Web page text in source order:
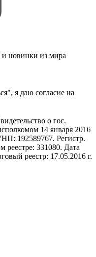
и новинки из мира
я даю согласие на
о гос.
14 января 2016
192589767. Регистр.
реестре: 331080. Дата
реестр: 17.05.2016 г.